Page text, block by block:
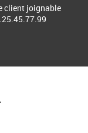
client joignable